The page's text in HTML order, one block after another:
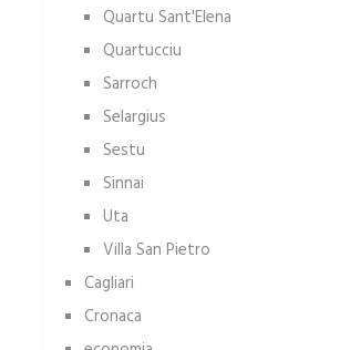
Quartu Sant'Elena
Quartucciu
Sarroch
Selargius
Sestu
Sinnai
Uta
Villa San Pietro
Cagliari
Cronaca